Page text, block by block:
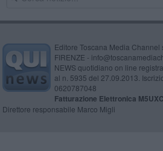
Editore Toscana Media
FIRENZE -
NEWS quotidiano on line
al n. 5935 del 27.09.2013.
0620787048
Fatturazione Elettronica
Direttore responsabile Marco Migli